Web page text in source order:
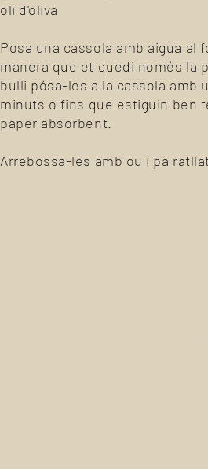
oli d'oliva
Posa una cassola amb aigua al
manera que et quedi només la
bulli pósa-les a la cassola amb
minuts o fins que estiguin ben
paper absorbent.
Arrebossa-les amb ou i pa